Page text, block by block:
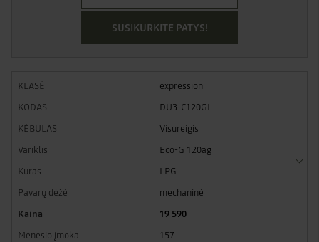
SUSIKURKITE PATYS!
expression
DU3-C120GI
Visureigis
Eco-G 120ag
LPG
mechaninė
19 590
157